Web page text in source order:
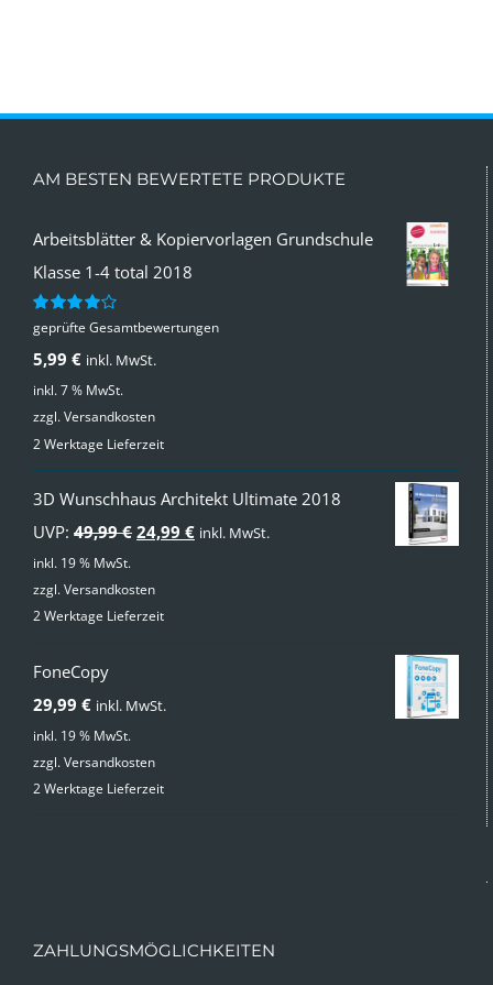
AM BESTEN BEWERTETE PRODUKTE
Arbeitsblätter & Kopiervorlagen Grundschule
Klasse 1-4 total 2018
Bewertet
von 5
geprüfte Gesamtbewertungen
5,99 € inkl. MwSt.
inkl. 7 % MwSt.
zzgl.Versandkosten
2 Werktage Lieferzeit
3D Wunschhaus Architekt Ultimate 2018
UVP: 49,99€ Ursprünglicher
war:
24,99 €Aktueller
inkl. MwSt.
inkl. 19 % MwSt.
zzgl.Versandkosten
2 Werktage Lieferzeit
FoneCopy
29,99 € inkl. MwSt.
inkl. 19 % MwSt.
zzgl.Versandkosten
2 Werktage Lieferzeit
ZAHLUNGSMÖGLICHKEITEN